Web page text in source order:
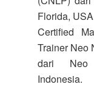
Florida,
Certified
Trainer Neo
dari Neo
Indonesia.